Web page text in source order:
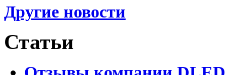
Другие новости
Статьи